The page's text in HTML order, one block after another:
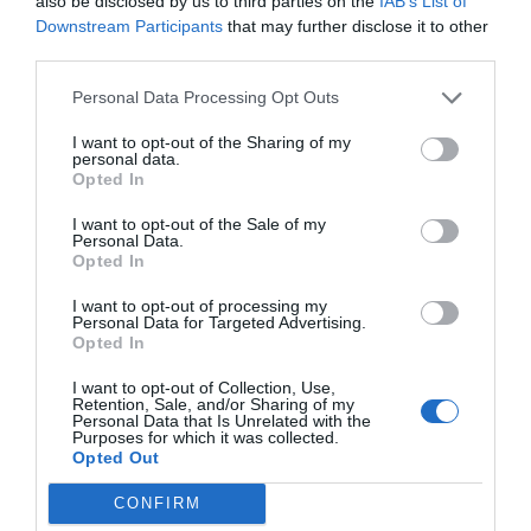
Downstream Participants that may further disclose it to other
Personal Data Processing Opt Outs
I want to opt-out of the Sharing of my
personal data.
Opted In
I want to opt-out of the Sale of my
Personal Data.
Opted In
I want to opt-out of processing my
Personal Data for Targeted Advertising.
Opted In
I want to opt-out of Collection, Use,
Retention, Sale, and/or Sharing of my
Personal Data that Is Unrelated with the
Purposes for which it was collected.
Opted Out
CONFIRM
estructura del cabello, lanzando el nuevo enfoque
cosmético de Tricotensegridad, apelando a la
cabello y su influencia en las propiedades mecánicas y
el comportamiento biológico del cabello. El tallo del
cabello y el cuero cabelludo están íntimamente
interconectados como un continuo y cada parte es
interdependiente de las demás.